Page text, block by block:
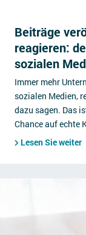
Beiträge
reagieren:
sozialen
Immer mehr
sozialen Medien,
dazu sagen. Das
Chance auf echte
Lesen Sie weiter